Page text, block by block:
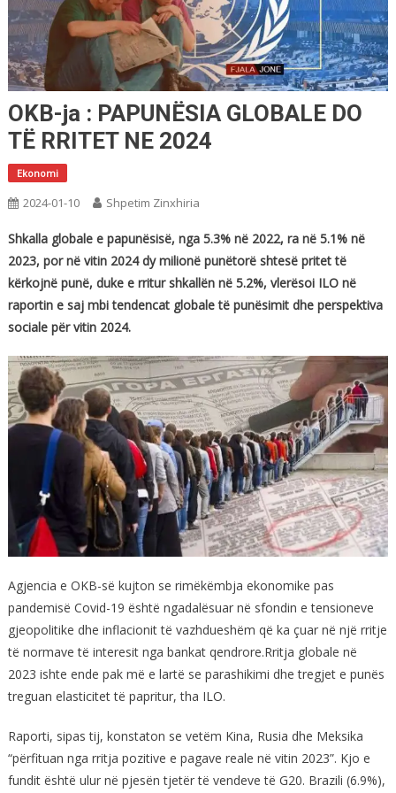
OKB-ja : PAPUNËSIA GLOBALE DO
TË RRITET NE 2024
Ekonomi
2024-01-10 Shpetim Zinxhiria
Shkalla globale e papunësisë, nga 5.3% në 2022, ra në 5.1% në
2023, por në vitin 2024 dy milionë punëtorë shtesë pritet të
kërkojnë punë, duke e rritur shkallën në 5.2%, vlerësoi ILO në
raportin e saj mbi tendencat globale të punësimit dhe perspektiva
sociale për vitin 2024.
Agjencia e OKB-së kujton se rimëkëmbja ekonomike pas
pandemisë Covid-19 është ngadalësuar në sfondin e tensioneve
gjeopolitike dhe inflacionit të vazhdueshëm që ka çuar në një rritje
të normave të interesit nga bankat qendrore.Rritja globale në
2023 ishte ende pak më e lartë se parashikimi dhe tregjet e punës
treguan elasticitet të papritur, tha ILO.
Raporti, sipas tij, konstaton se vetëm Kina, Rusia dhe Meksika
“përfituan nga rritja pozitive e pagave reale në vitin 2023”. Kjo e
fundit është ulur në pjesën tjetër të vendeve të G20. Brazili (6.9%),